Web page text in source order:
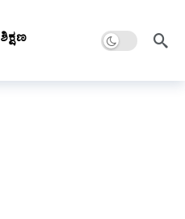
ಶಿಕ್ಷಣ Dark mode